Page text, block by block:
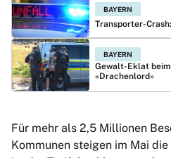
BAYERN
Transporter-
BAYERN
Gewalt-Eklat
«Drachenlord»
Für mehr als 2,5 Millionen
Kommunen steigen im Mai